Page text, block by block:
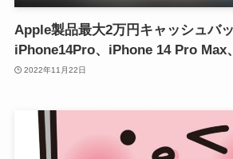
Apple製品最大2万円キャッシュバッ
iPhone14Pro、iPhone 14 Pro Max
2022年11月22日